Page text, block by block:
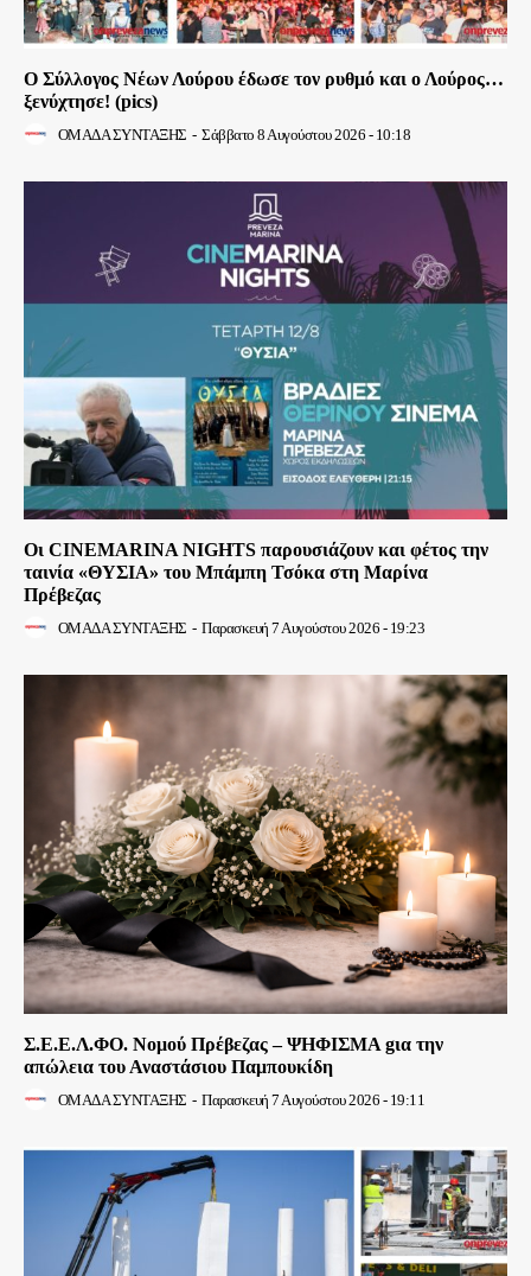
Ο Σύλλογος Νέων Λούρου έδωσε τον ρυθμό και ο Λούρος…
ξενύχτησε! (pics)
ΟΜΑΔΑ ΣΥΝΤΑΞΗΣ - Σάββατο 8 Αυγούστου 2026 - 10:18
Οι CINEMARINA NIGHTS παρουσιάζουν και φέτος την
ταινία «ΘΥΣΙΑ» του Μπάμπη Τσόκα στη Μαρίνα
Πρέβεζας
ΟΜΑΔΑ ΣΥΝΤΑΞΗΣ - Παρασκευή 7 Αυγούστου 2026 - 19:23
Σ.Ε.Ε.Λ.ΦΟ. Νομού Πρέβεζας – ΨΗΦΙΣΜΑ gια την
απώλεια του Αναστάσιου Παμπουκίδη
ΟΜΑΔΑ ΣΥΝΤΑΞΗΣ - Παρασκευή 7 Αυγούστου 2026 - 19:11